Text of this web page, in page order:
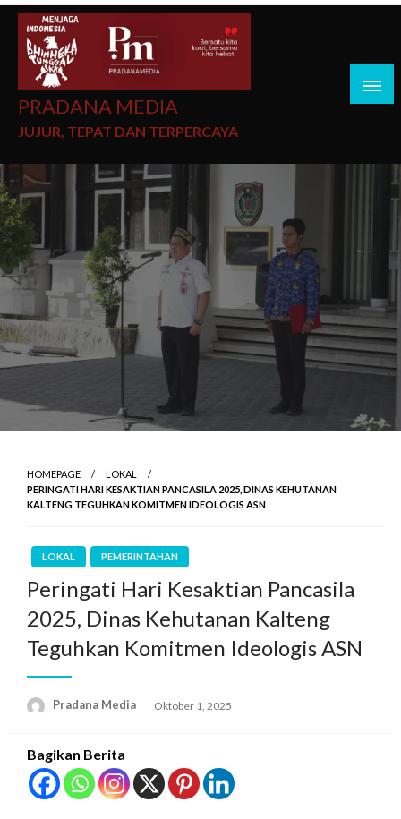
PRADANA MEDIA
JUJUR, TEPAT DAN TERPERCAYA
HOMEPAGE
LOKAL
PERINGATI HARI KESAKTIAN PANCASILA 2025, DINAS KEHUTANAN
KALTENG TEGUHKAN KOMITMEN IDEOLOGIS ASN
LOKAL PEMERINTAHAN
Peringati Hari Kesaktian Pancasila
2025, Dinas Kehutanan Kalteng
Teguhkan Komitmen Ideologis ASN
Pradana Media Oktober 1, 2025
Bagikan Berita